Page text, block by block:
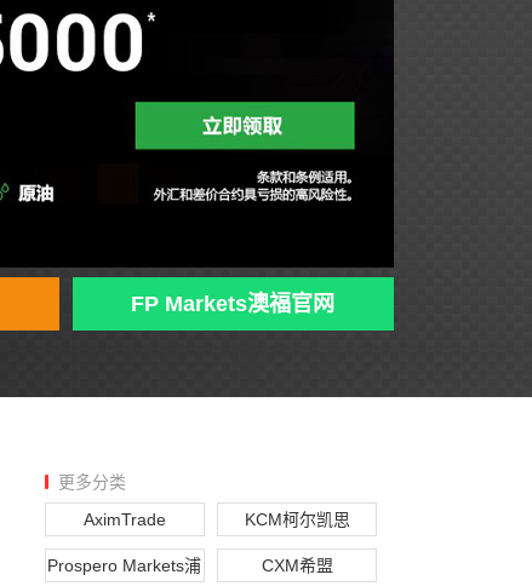
FP Markets澳福官网
更多分类
AximTrade
KCM柯尔凯思
Prospero Markets浦
CXM希盟